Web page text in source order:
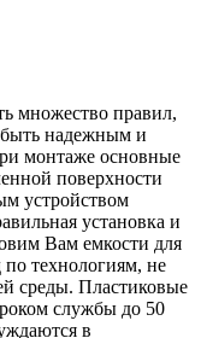
множество правил,
надежным и
монтаже основные
поверхности
устройством
установка и
Вам емкости для
технологиям, не
среды. Пластиковые
службы до 50
в